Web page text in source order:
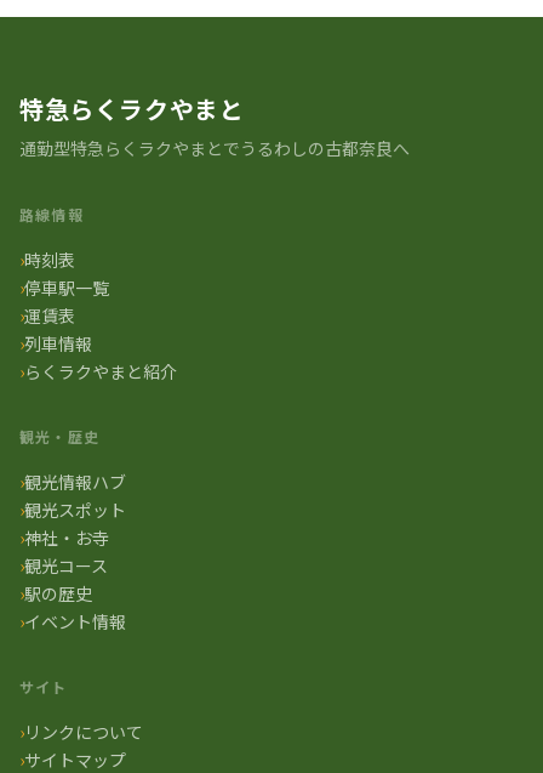
特急らくラクやまと
通勤型特急らくラクやまとでうるわしの古都奈良へ
路線情報
時刻表
停車駅一覧
運賃表
列車情報
らくラクやまと紹介
観光・歴史
観光情報ハブ
観光スポット
神社・お寺
観光コース
駅の歴史
イベント情報
サイト
リンクについて
サイトマップ